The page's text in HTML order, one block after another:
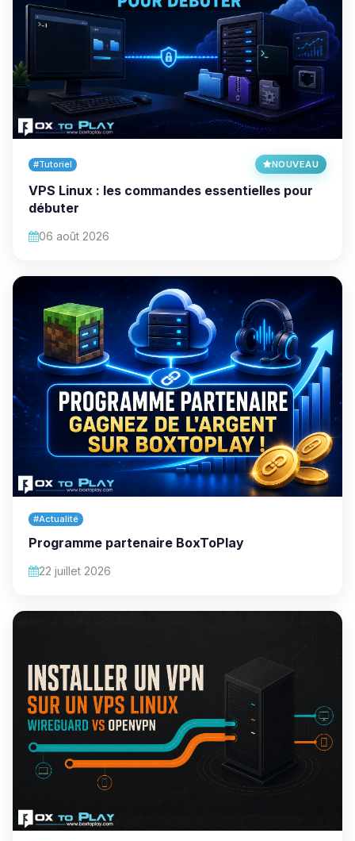
#Tutoriel NOUVEAU
VPS Linux : les commandes essentielles pour
débuter
06 août 2026
#Actualité
Programme partenaire BoxToPlay
22 juillet 2026